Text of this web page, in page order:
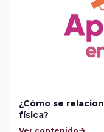
¿Cómo se
física?